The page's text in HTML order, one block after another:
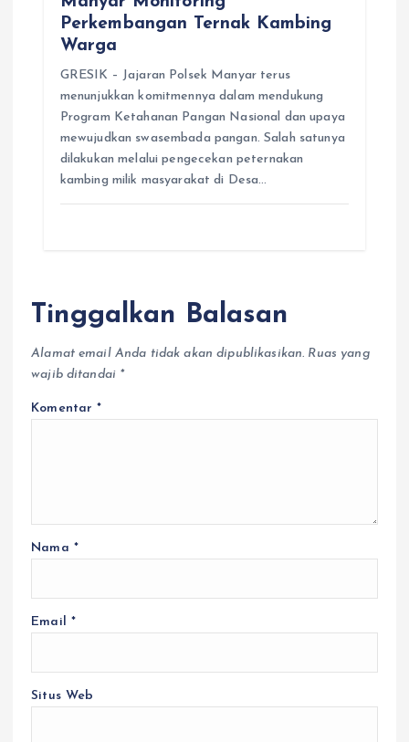
Perkembangan Ternak Kambing
Warga
GRESIK – Jajaran Polsek Manyar terus
menunjukkan komitmennya dalam mendukung
Program Ketahanan Pangan Nasional dan upaya
mewujudkan swasembada pangan. Salah satunya
dilakukan melalui pengecekan peternakan
kambing milik masyarakat di Desa…
Tinggalkan Balasan
Alamat email Anda tidak akan dipublikasikan. Ruas yang
wajib ditandai *
Komentar*
Nama *
Email *
Situs Web